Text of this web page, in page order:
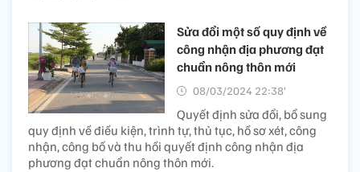
Sửa đổi một số quy định về
công nhận địa phương đạt
chuẩn nông thôn mới
08/03/2024 22:38’
Quyết định sửa đổi, bổ sung
quy định về điều kiện, trình tự, thủ tục, hồ sơ xét, công
nhận, công bố và thu hồi quyết định công nhận địa
phương đạt chuẩn nông thôn mới.